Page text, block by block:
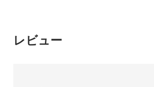
レビュー